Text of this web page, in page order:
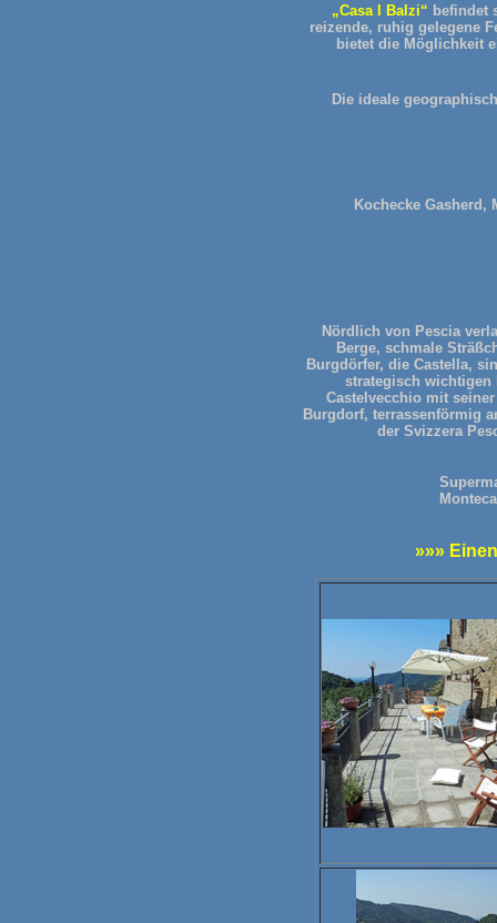
„Casa I Balzi“ befindet
reizende, ruhig gelegene
bietet die Möglichkeit
Die ideale
Kochecke Gasherd,
Nördlich von Pescia
Berge, schmale
Burgdörfer, die Castella,
strategisch wichtigen
Castelvecchio mit
Burgdorf, terrassenförmig
der Svizzera
»»»